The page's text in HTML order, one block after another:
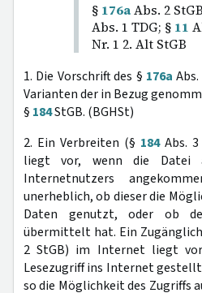
§ 176aAbs. 2
Abs. 1 TDG; § 11
Nr. 1 2. Alt StGB
1. Die Vorschrift des § 176a
Varianten der in Bezug
§ 184StGB. (BGHSt)
2. Ein Verbreiten (§ 184Abs. 3
liegt vor, wenn die Datei
Internetnutzers
unerheblich, ob dieser die
Daten genutzt, oder ob
übermittelt hat. Ein
2 StGB) im Internet liegt
Lesezugriff ins Internet
so die Möglichkeit des Zugriffs